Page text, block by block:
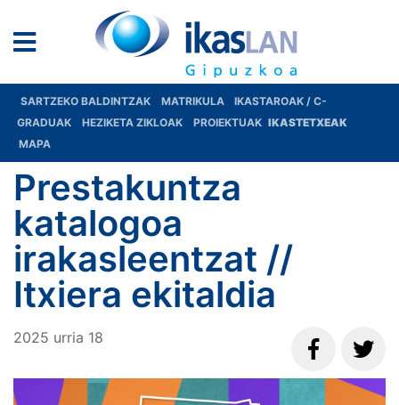
SARTZEKO BALDINTZAK MATRIKULA
IKASTAROAK / C-
GRADUAK
HEZIKETA ZIKLOAK PROIEKTUAK IKASTETXEAK
MAPA
Prestakuntza
katalogoa
irakasleentzat //
Itxiera ekitaldia
2025 urria 18